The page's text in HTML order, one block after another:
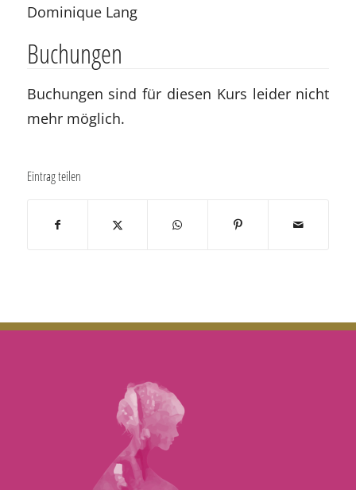
Dominique Lang
Buchungen
Buchungen sind für diesen Kurs leider nicht
mehr möglich.
Eintrag teilen